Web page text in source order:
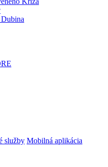
služby Mobilná aplikácia